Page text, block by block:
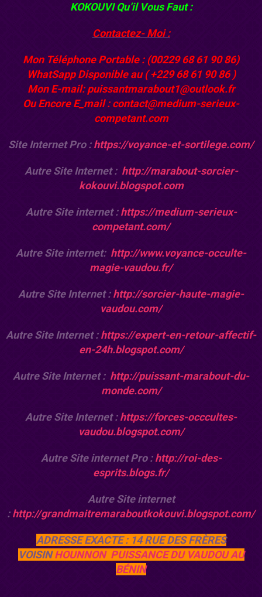
KOKOUVIQu’il Vous Faut :
Contactez- Moi :
Mon Téléphone Portable : (00229 68 61 90 86)
WhatSapp Disponible au ( +229 68 61 90 86 )
Mon E-mail: puissantmarabout1@outlook.fr
Ou Encore E_mail : contact@medium-serieux-
competant.com
Site Internet Pro :https://voyance-et-sortilege.com/
Autre Site Internet : http://marabout-sorcier-
kokouvi.blogspot.com
Autre Site internet :https://medium-serieux-
competant.com/
Autre Site internet: http://www.voyance-occulte-
magie-vaudou.fr/
Autre Site Internet :http://sorcier-haute-magie-
vaudou.com/
Autre Site Internet :https://expert-en-retour-affectif-
en-24h.blogspot.com/
Autre Site Internet : http://puissant-marabout-du-
monde.com/
Autre Site Internet :https://forces-occcultes-
vaudou.blogspot.com/
Autre Site internet Pro :http://roi-des-
esprits.blogs.fr/
Autre Site internet
:http://grandmaitremaraboutkokouvi.blogspot.com/
ADRESSE EXACTE : 14 RUE DES FRÈRES
VOISINHOUNNON PUISSANCE DU VAUDOU AU
BÉNIN